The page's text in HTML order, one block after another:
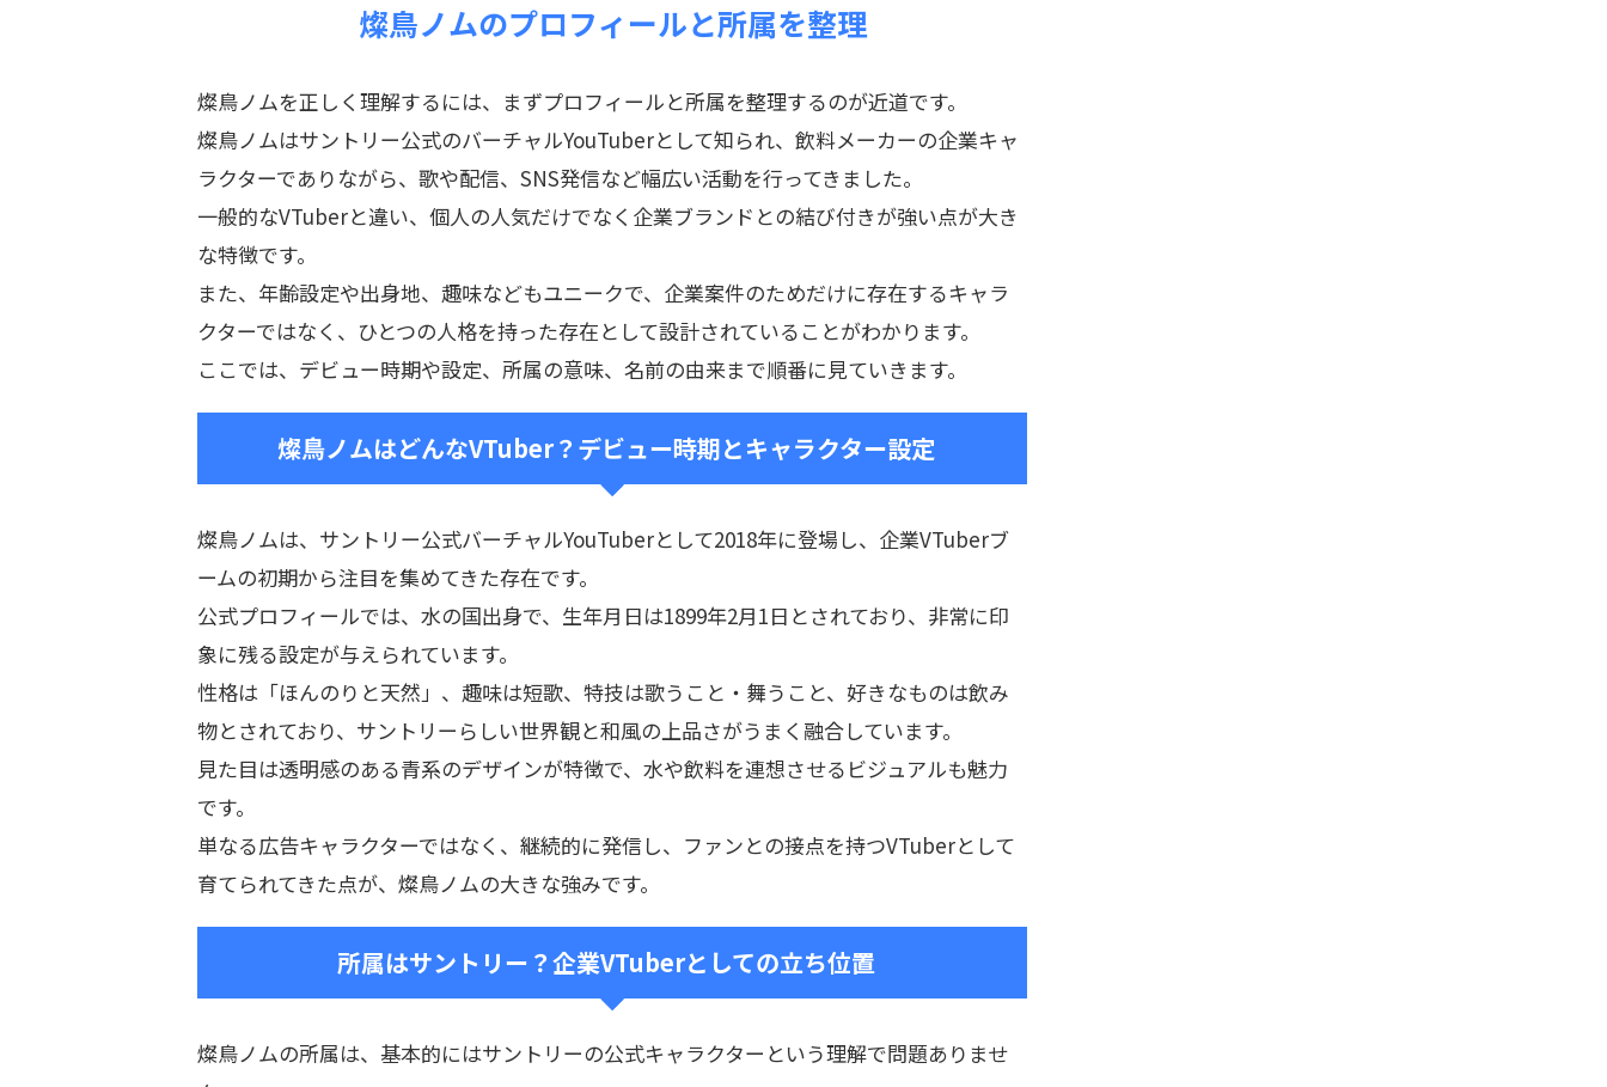
燦鳥ノムのプロフィールと所属を整理
燦鳥ノムを正しく理解するには、まずプロフィールと所属を整理するのが近道です。
燦鳥ノムはサントリー公式のバーチャルYouTuberとして知られ、飲料メーカーの企業キャ
ラクターでありながら、歌や配信、SNS発信など幅広い活動を行ってきました。
一般的なVTuberと違い、個人の人気だけでなく企業ブランドとの結び付きが強い点が大き
な特徴です。
また、年齢設定や出身地、趣味などもユニークで、企業案件のためだけに存在するキャラ
クターではなく、ひとつの人格を持った存在として設計されていることがわかります。
ここでは、デビュー時期や設定、所属の意味、名前の由来まで順番に見ていきます。
燦鳥ノムはどんなVTuber？デビュー時期とキャラクター設定
燦鳥ノムは、サントリー公式バーチャルYouTuberとして2018年に登場し、企業VTuberブ
ームの初期から注目を集めてきた存在です。
公式プロフィールでは、水の国出身で、生年月日は1899年2月1日とされており、非常に印
象に残る設定が与えられています。
性格は「ほんのりと天然」、趣味は短歌、特技は歌うこと・舞うこと、好きなものは飲み
物とされており、サントリーらしい世界観と和風の上品さがうまく融合しています。
見た目は透明感のある青系のデザインが特徴で、水や飲料を連想させるビジュアルも魅力
です。
単なる広告キャラクターではなく、継続的に発信し、ファンとの接点を持つVTuberとして
育てられてきた点が、燦鳥ノムの大きな強みです。
所属はサントリー？企業VTuberとしての立ち位置
燦鳥ノムの所属は、基本的にはサントリーの公式キャラクターという理解で問題ありませ